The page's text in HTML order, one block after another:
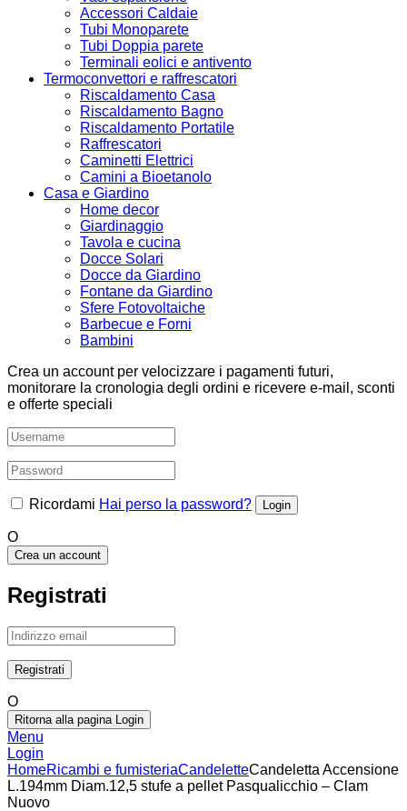
Accessori Caldaie
Tubi Monoparete
Tubi Doppia parete
Terminali eolici e antivento
Termoconvettori e raffrescatori
Riscaldamento Casa
Riscaldamento Bagno
Riscaldamento Portatile
Raffrescatori
Caminetti Elettrici
Camini a Bioetanolo
Casa e Giardino
Home decor
Giardinaggio
Tavola e cucina
Docce Solari
Docce da Giardino
Fontane da Giardino
Sfere Fotovoltaiche
Barbecue e Forni
Bambini
Crea un account per velocizzare i pagamenti futuri,
monitorare la cronologia degli ordini e ricevere e-mail, sconti
e offerte speciali
Ricordami Hai perso la password?
O
Crea un account
Registrati
O
Ritorna alla pagina Login
Menu
Login
HomeRicambi e fumisteriaCandeletteCandeletta Accensione
L.194mm Diam.12,5 stufe a pellet Pasqualicchio – Clam
Nuovo